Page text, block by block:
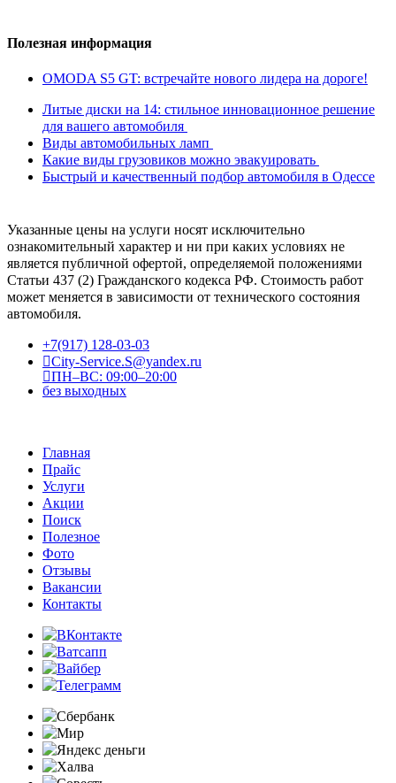
Полезная информация
OMODA S5 GT: встречайте нового лидера на дороге!
Литые диски на 14: стильное инновационное решение
для вашего автомобиля
Виды автомобильных ламп
Какие виды грузовиков можно эвакуировать
Быстрый и качественный подбор автомобиля в Одессе
Указанные цены на услуги носят исключительно
ознакомительный характер и ни при каких условиях не
является публичной офертой, определяемой положениями
Статьи 437 (2) Гражданского кодекса РФ. Стоимость работ
может меняется в зависимости от технического состояния
автомобиля.
+7(917) 128-03-03
City-Service.S@yandex.ru
ПН–ВС: 09:00–20:00
без выходных
Главная
Прайс
Услуги
Акции
Поиск
Полезное
Фото
Отзывы
Вакансии
Контакты